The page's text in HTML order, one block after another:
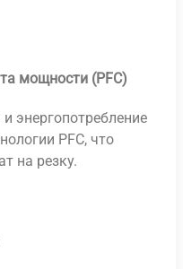
мощности (PFC)
энергопотребление
PFC, что
на резку.